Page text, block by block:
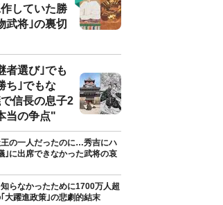
していた勝
武将｣の裏切
者選び｣でも
ち｣でもな
信長の息子2
当の争点"
の一人だったのに…秀吉にハ
｣に出席できなかった武将の哀
らなかったために1700万人超
躍進政策｣の悲劇的結末